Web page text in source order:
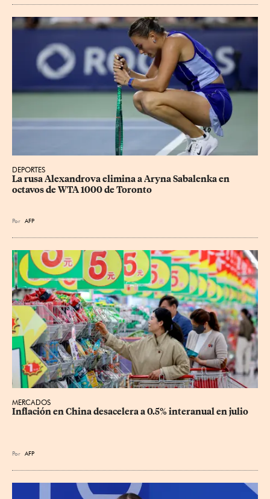
DEPORTES
La rusa Alexandrova elimina a Aryna Sabalenka en
octavos de WTA 1000 de Toronto
Por AFP
MERCADOS
Inflación en China desacelera a 0.5% interanual en julio
Por AFP